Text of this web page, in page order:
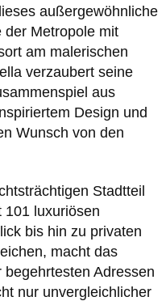
außergewöhnliche
der Metropole mit
am malerischen
verzaubert seine
aus
Design und
Wunsch von den
Stadtteil
101 luxuriösen
bis hin zu privaten
macht das
Adressen
nur unvergleichlicher